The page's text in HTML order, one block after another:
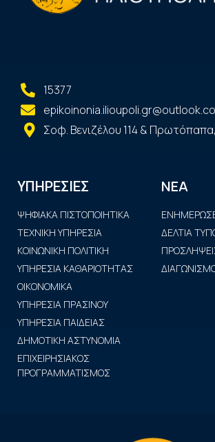
15377
Σοφ. Βενιζέλου 114 &
ΥΠΗΡΕΣΙΕΣ
ΨΗΦΙΑΚΑ ΠΙΣΤΟΠΟΙΗΤΙΚΑ
ΤΕΧΝΙΚΗ ΥΠΗΡΕΣΙΑ
ΚΟΙΝΩΝΙΚΗ ΠΟΛΙΤΙΚΗ
ΥΠΗΡΕΣΙΑ ΚΑΘΑΡΙΟΤΗΤΑΣ
ΟΙΚΟΝΟΜΙΚΑ
ΥΠΗΡΕΣΙΑ ΠΡΑΣΙΝΟΥ
ΥΠΗΡΕΣΙΑ ΠΑΙΔΕΙΑΣ
ΔΗΜΟΤΙΚΗ ΑΣΤΥΝΟΜΙΑ
ΕΠΙΧΕΙΡΗΣΙΑΚΟΣ
ΠΡΟΓΡΑΜΜΑΤΙΣΜΟΣ
ΝΕΑ
ΔΕΛΤΙΑ